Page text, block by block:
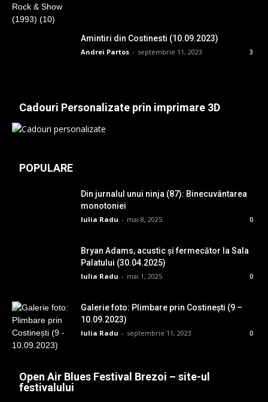
Amintiri din Costinesti (10.09.2023)
Andrei Partos - septembrie 11, 2023 3
Cadouri Personalizate prin imprimare 3D
POPULARE
Din jurnalul unui ninja (87): Binecuvântarea
monotoniei
Iulia Radu - mai 8, 2025 0
Bryan Adams, acustic și fermecător la Sala
Palatului (30.04.2025)
Iulia Radu - mai 1, 2025 0
Galerie foto: Plimbare prin Costinești (9 –
10.09.2023)
Iulia Radu - septembrie 11, 2023 0
Open Air Blues Festival Brezoi – site-ul
festivalului